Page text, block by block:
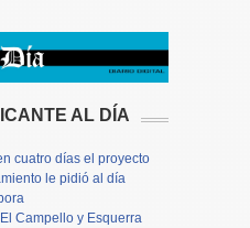
AL DÍA
cuatro días el proyecto
le pidió al día
Campello y Esquerra